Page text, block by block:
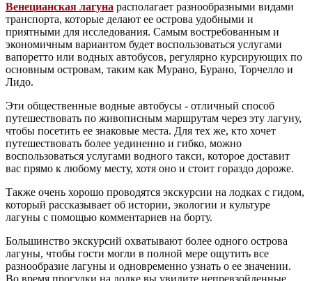
Венецианская лагуна располагает разнообразными видами
транспорта, которые делают ее острова удобными и
приятными для исследования. Самым востребованным и
экономичным вариантом будет воспользоваться услугами
вапоретто или водных автобусов, регулярно курсирующих по
основным островам, таким как Мурано, Бурано, Торчелло и
Лидо.
Эти общественные водные автобусы - отличный способ
путешествовать по живописным маршрутам через эту лагуну,
чтобы посетить ее знаковые места. Для тех же, кто хочет
путешествовать более уединенно и гибко, можно
воспользоваться услугами водного такси, которое доставит
вас прямо к любому месту, хотя оно и стоит гораздо дороже.
Также очень хорошо проводятся экскурсии на лодках с гидом,
который рассказывает об истории, экологии и культуре
лагуны с помощью комментариев на борту.
Большинство экскурсий охватывают более одного острова
лагуны, чтобы гости могли в полной мере ощутить все
разнообразие лагуны и одновременно узнать о ее значении.
Во время прогулки на лодке вы увидите непревзойденные